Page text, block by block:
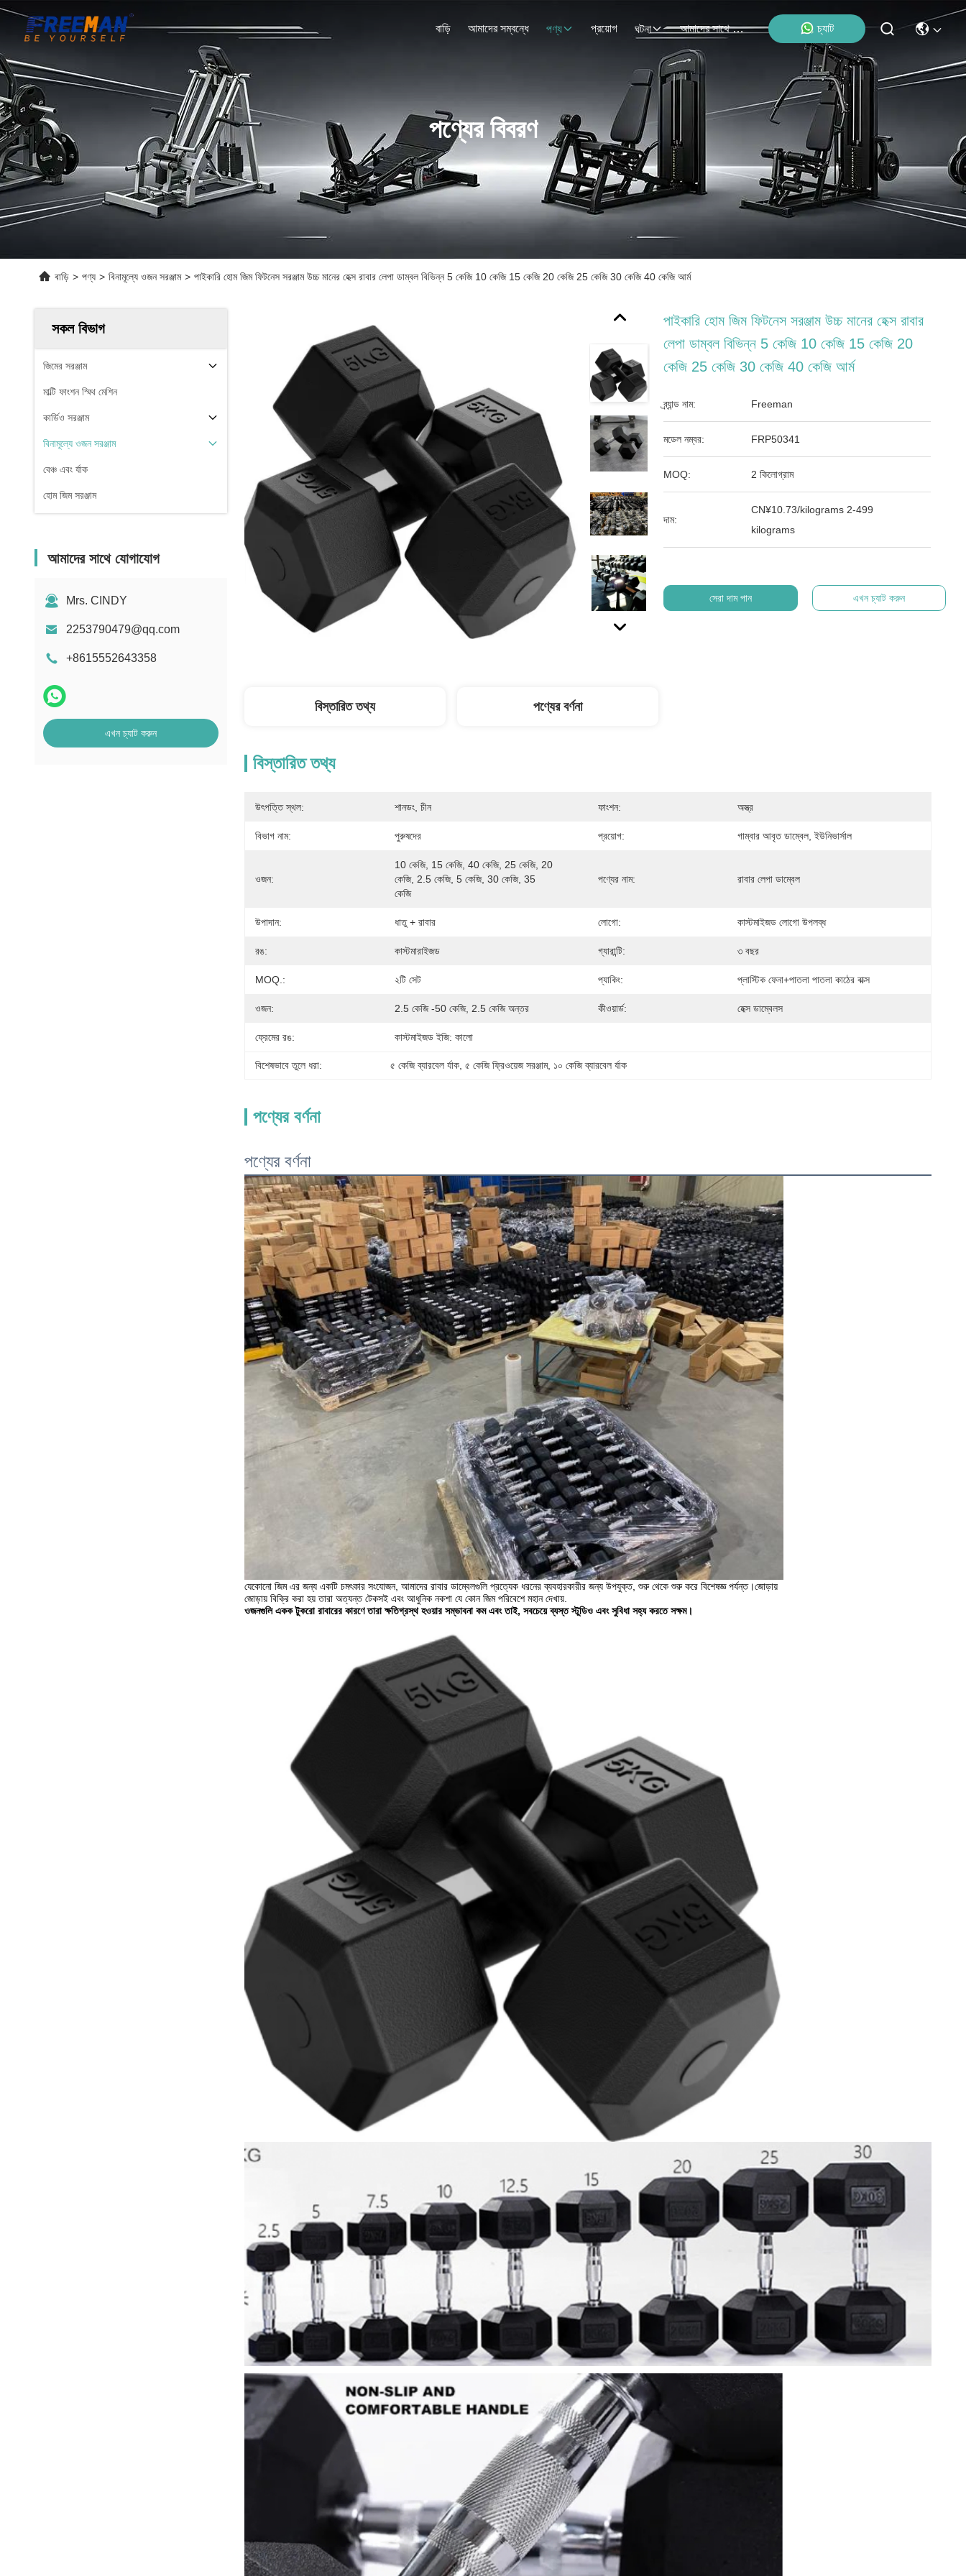
বাড়ি আমাদের সম্বন্ধে পণ্য প্রয়োগ ঘটনা আমাদের সাথে যোগাযোগ চ্যাট
পণ্যের বিবরণ
বাড়ি > পণ্য > বিনামূল্যে ওজন সরঞ্জাম > পাইকারি হোম জিম ফিটনেস সরঞ্জাম উচ্চ মানের হেক্স রাবার লেপা ডাম্বল বিভিন্ন 5 কেজি 10 কেজি 15 কেজি 20 কেজি 25 কেজি 30 কেজি 40 কেজি আর্ম
সকল বিভাগ
জিমের সরঞ্জাম
মাল্টি ফাংশন স্মিথ মেশিন
কার্ডিও সরঞ্জাম
বিনামূল্যে ওজন সরঞ্জাম
বেঞ্চ এবং র্যাক
হোম জিম সরঞ্জাম
আমাদের সাথে যোগাযোগ
Mrs. CINDY
2253790479@qq.com
+8615552643358
এখন চ্যাট করুন
পাইকারি হোম জিম ফিটনেস সরঞ্জাম উচ্চ মানের হেক্স রাবার
লেপা ডাম্বল বিভিন্ন 5 কেজি 10 কেজি 15 কেজি 20
কেজি 25 কেজি 30 কেজি 40 কেজি আর্ম
ব্র্যান্ড নাম: Freeman
মডেল নম্বর: FRP50341
MOQ: 2 কিলোগ্রাম
দাম:
CN¥10.73/kilograms 2-499
kilograms
সেরা দাম পান এখন চ্যাট করুন
বিস্তারিত তথ্য পণ্যের বর্ণনা
বিস্তারিত তথ্য
উৎপত্তি স্থল: শানডং, চীন ফাংশন: অস্ত্র
বিভাগ নাম: পুরুষদের প্রয়োগ: গাম্বার আবৃত ডাম্বেল, ইউনিভার্সাল
ওজন:
10 কেজি, 15 কেজি, 40 কেজি, 25 কেজি, 20
কেজি, 2.5 কেজি, 5 কেজি, 30 কেজি, 35
কেজি
পণ্যের নাম: রাবার লেপা ডাম্বেল
উপাদান: ধাতু + রাবার লোগো: কাস্টমাইজড লোগো উপলব্ধ
রঙ: কাস্টমারাইজড গ্যারান্টি: ৩ বছর
MOQ.: ২টি সেট প্যাকিং: প্লাস্টিক ফেনা+পাতলা পাতলা কাঠের বাক্স
ওজন: 2.5 কেজি -50 কেজি, 2.5 কেজি অন্তর কীওয়ার্ড: হেক্স ডাম্বেলস
ফ্রেমের রঙ: কাস্টমাইজড ইজি: কালো
বিশেষভাবে তুলে ধরা: ৫ কেজি ব্যারবেল র্যাক , ৫ কেজি ফ্রিওয়েজ সরঞ্জাম, ১০ কেজি ব্যারবেল র্যাক
পণ্যের বর্ণনা
পণ্যের বর্ণনা
যেকোনো জিম এর জন্য একটি চমৎকার সংযোজন, আমাদের রাবার ডাম্বেলগুলি প্রত্যেক ধরনের ব্যবহারকারীর জন্য উপযুক্ত, শুরু থেকে শুরু করে বিশেষজ্ঞ পর্যন্ত।জোড়ায়
জোড়ায় বিক্রি করা হয় তারা অত্যন্ত টেকসই এবং আধুনিক নকশা যে কোন জিম পরিবেশে মহান দেখায়.
ওজনগুলি একক টুকরো রাবারের কারণে তারা ক্ষতিগ্রস্থ হওয়ার সম্ভাবনা কম এবং তাই, সবচেয়ে ব্যস্ত স্টুডিও এবং সুবিধা সহ্য করতে সক্ষম।